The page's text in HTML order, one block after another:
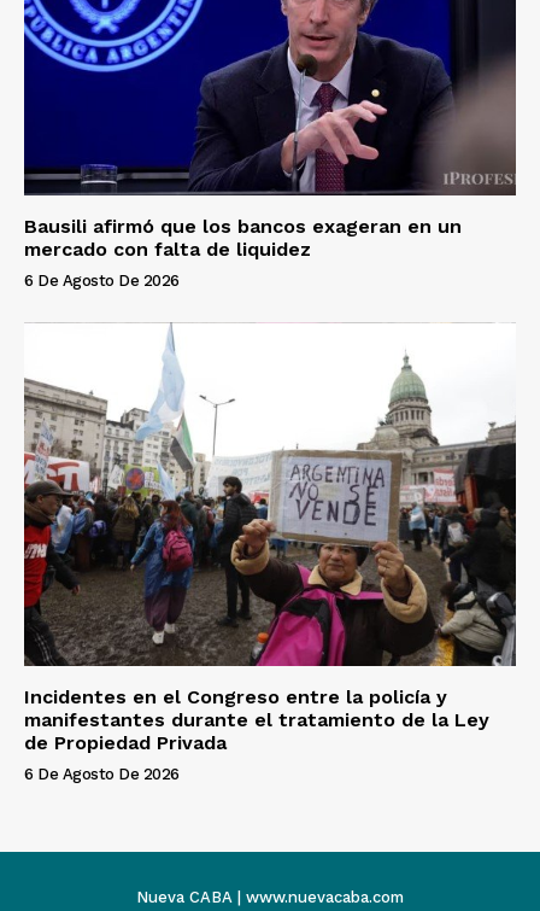
Bausili afirmó que los bancos exageran en un
mercado con falta de liquidez
6 De Agosto De 2026
Incidentes en el Congreso entre la policía y
manifestantes durante el tratamiento de la Ley
de Propiedad Privada
6 De Agosto De 2026
Nueva CABA | www.nuevacaba.com